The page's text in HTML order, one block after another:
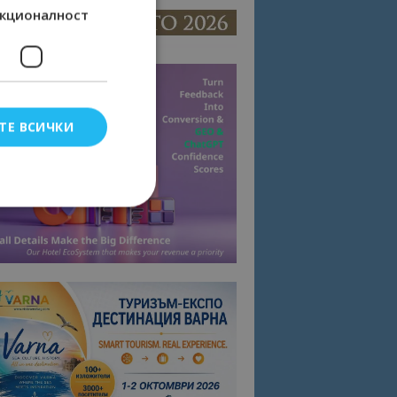
ВСИЧКИ
съгласието
на сайта.